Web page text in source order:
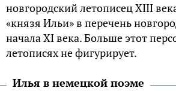
новгородский летописец XIII
«князя Ильи» в перечень
начала XI века. Больше этот
летописях не фигурирует.
Илья в немецкой поэме